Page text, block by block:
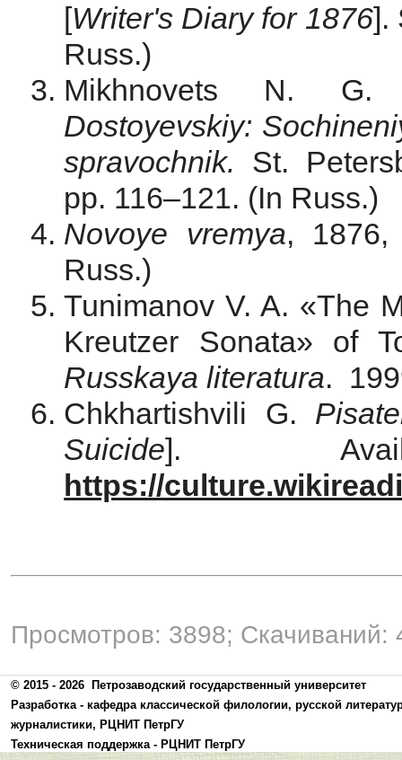
[Writer's Diary for 1876].
Russ.)
Mikhnovets N. G.
Dostoyevskiy:
spravochnik. St.
pp. 116–121. (In Russ.)
Novoye vremya,
Russ.)
Tunimanov V. A. «The
Kreutzer Sonata» of
Russkaya literatura.
Chkhartishvili G.
Suicide].
https://
Просмотров: 3898; Скачиваний:
© 2015 - 2026
Петрозаводский государственный университет
Разработка - кафедра классической филологии, русской
журналистики, РЦНИТ ПетрГУ
Техническая поддержка - РЦНИТ ПетрГУ